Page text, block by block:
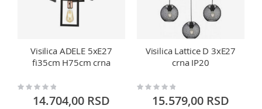
Visilica ADELE 5xE27
fi35cm H75cm crna
Rating:
14.704,00 RSD
Visilica Lattice D 3xE27
crna IP20
Rating:
15.579,00 RSD